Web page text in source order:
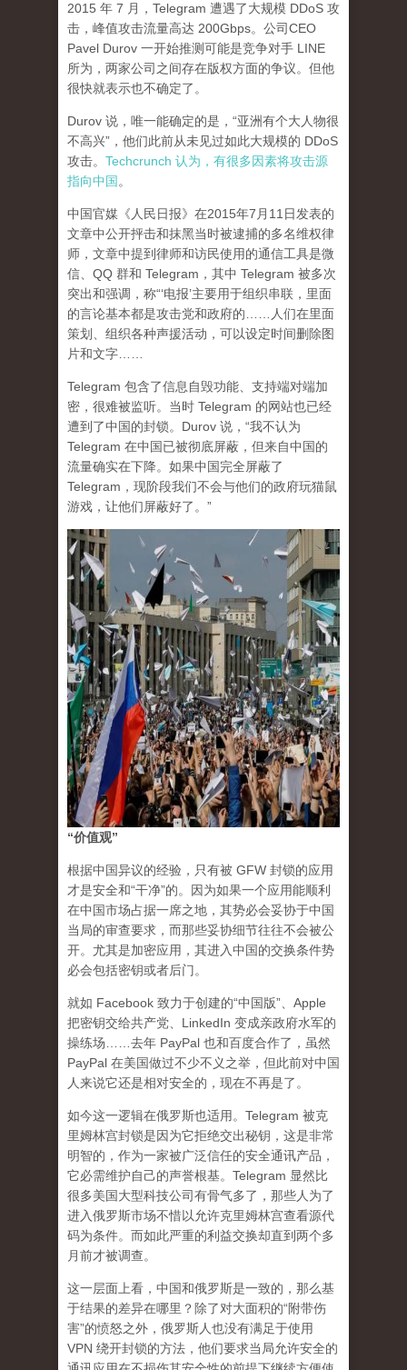
2015 年 7 月，Telegram 遭遇了大规模 DDoS 攻
击，峰值攻击流量高达 200Gbps。公司CEO
Pavel Durov 一开始推测可能是竞争对手 LINE
所为，两家公司之间存在版权方面的争议。但他
很快就表示也不确定了。
Durov 说，唯一能确定的是，“亚洲有个大人物很
不高兴”，他们此前从未见过如此大规模的 DDoS
攻击。 Techcrunch 认为，有很多因素将攻击源
指向中国 。
中国官媒《人民日报》在2015年7月11日发表的
文章中公开抨击和抹黑当时被逮捕的多名维权律
师，文章中提到律师和访民使用的通信工具是微
信、QQ 群和 Telegram，其中 Telegram 被多次
突出和强调，称“‘电报’主要用于组织串联，里面
的言论基本都是攻击党和政府的……人们在里面
策划、组织各种声援活动，可以设定时间删除图
片和文字……
Telegram 包含了信息自毁功能、支持端对端加
密，很难被监听。当时 Telegram 的网站也已经
遭到了中国的封锁。Durov 说，“我不认为
Telegram 在中国已被彻底屏蔽，但来自中国的
流量确实在下降。如果中国完全屏蔽了
Telegram，现阶段我们不会与他们的政府玩猫鼠
游戏，让他们屏蔽好了。”
“价值观”
根据中国异议的经验，只有被 GFW 封锁的应用
才是安全和“干净”的。因为如果一个应用能顺利
在中国市场占据一席之地，其势必会妥协于中国
当局的审查要求，而那些妥协细节往往不会被公
开。尤其是加密应用，其进入中国的交换条件势
必会包括密钥或者后门。
就如 Facebook 致力于创建的“中国版”、Apple
把密钥交给共产党、LinkedIn 变成亲政府水军的
操练场……去年 PayPal 也和百度合作了，虽然
PayPal 在美国做过不少不义之举，但此前对中国
人来说它还是相对安全的，现在不再是了。
如今这一逻辑在俄罗斯也适用。Telegram 被克
里姆林宫封锁是因为它拒绝交出秘钥，这是非常
明智的，作为一家被广泛信任的安全通讯产品，
它必需维护自己的声誉根基。Telegram 显然比
很多美国大型科技公司有骨气多了，那些人为了
进入俄罗斯市场不惜以允许克里姆林宫查看源代
码为条件。而如此严重的利益交换却直到两个多
月前才被调查。
这一层面上看，中国和俄罗斯是一致的，那么基
于结果的差异在哪里？除了对大面积的“附带伤
害”的愤怒之外，俄罗斯人也没有满足于使用
VPN 绕开封锁的方法，他们要求当局允许安全的